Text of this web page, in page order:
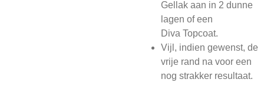
Gellak aan in 2 dunne
lagen of een
Diva Topcoat.
Vijl, indien gewenst, de
vrije rand na voor een
nog strakker resultaat.